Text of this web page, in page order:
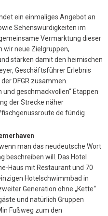
ein einmaliges Angebot an
Sehenswürdigkeiten im
Vermarktung dieser
wir neue Zielgruppen,
stärken damit den heimischen
Geschäftsführer Erlebnis
DFGR zusammen.
geschmackvollen“ Etappen
der Strecke näher
fündig.
man das neudeutsche Wort
beschreiben will. Das Hotel
Haus mit Restaurant und 70
Hotelschwimmbad in
Generation ohne „Kette“
und natürlich Gruppen
Fußweg zum den